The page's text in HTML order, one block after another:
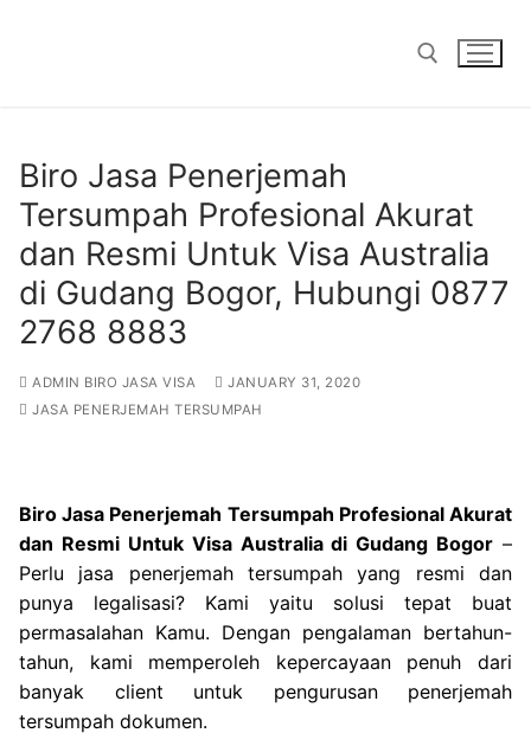
Biro Jasa Penerjemah
Tersumpah Profesional Akurat
dan Resmi Untuk Visa Australia
di Gudang Bogor, Hubungi 0877
2768 8883
ADMIN BIRO JASA VISA
JANUARY 31, 2020
JASA PENERJEMAH TERSUMPAH
Biro Jasa Penerjemah Tersumpah Profesional Akurat
dan Resmi Untuk Visa Australia di Gudang Bogor –
Perlu jasa penerjemah tersumpah yang resmi dan
punya legalisasi? Kami yaitu solusi tepat buat
permasalahan Kamu. Dengan pengalaman bertahun-
tahun, kami memperoleh kepercayaan penuh dari
banyak client untuk pengurusan penerjemah
tersumpah dokumen.